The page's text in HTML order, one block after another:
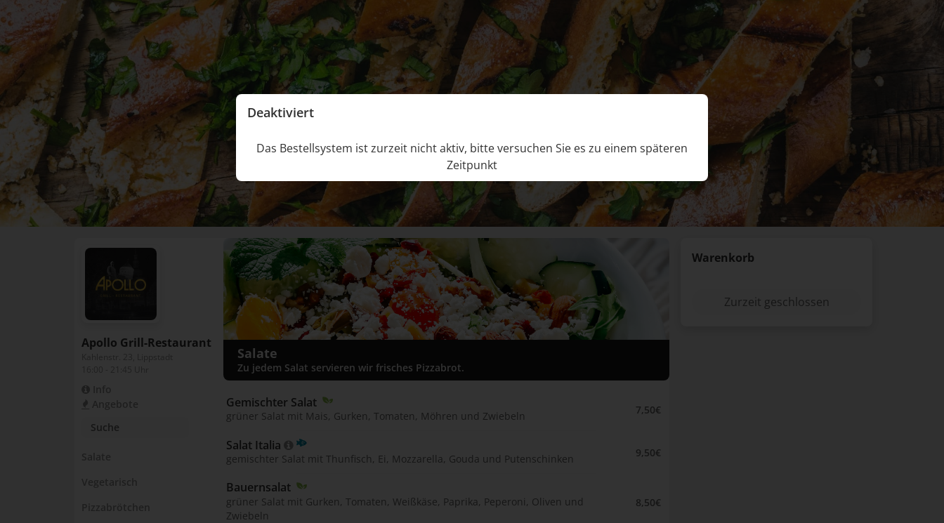
Apollo Grill-Restaurant
Salate
Zu jedem Salat servieren wir frisches Pizzabrot.
Gemischter Salat
grüner Salat mit Mais, Gurken, Tomaten, Möhren und Zwiebeln
7,50€
Salat Italia
gemischter Salat mit Thunfisch, Ei, Mozzarella, Gouda und Putenschinken
9,50€
Bauernsalat
grüner Salat mit Gurken, Tomaten, Weißkäse, Paprika, Peperoni, Oliven und
Zwiebeln
8,50€
Warenkorb
Zurzeit geschlossen
Deaktiviert
Das Bestellsystem ist zurzeit nicht aktiv, bitte versuchen Sie es zu einem späteren
Zeitpunkt